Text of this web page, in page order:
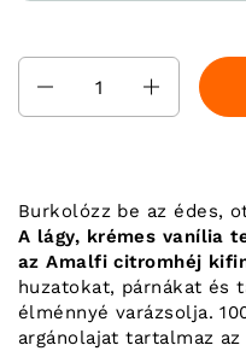
Burkolózz be az édes,
A lágy, krémes vanília
az Amalfi citromhéj
huzatokat, párnákat és
élménnyé varázsolja.
argánolajat tartalmaz